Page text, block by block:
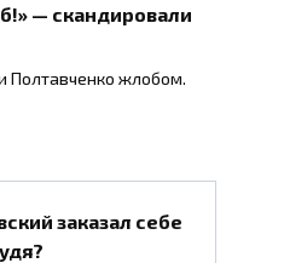
— скандировали
Полтавченко жлобом.
заказал себе